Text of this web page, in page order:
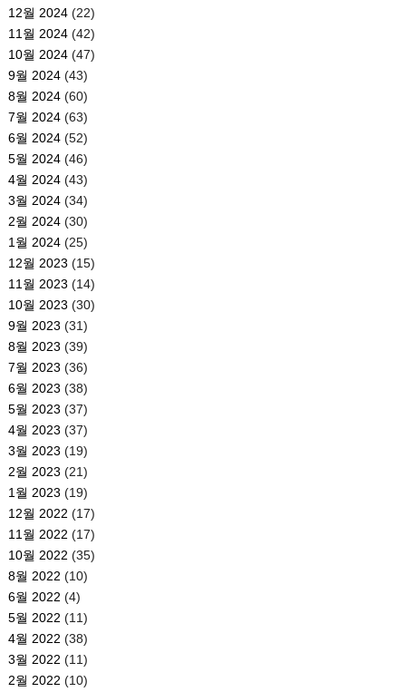
12월 2024(22)
11월 2024(42)
10월 2024(47)
9월 2024(43)
8월 2024(60)
7월 2024(63)
6월 2024(52)
5월 2024(46)
4월 2024(43)
3월 2024(34)
2월 2024(30)
1월 2024(25)
12월 2023 (15)
11월 2023 (14)
10월 2023 (30)
9월 2023 (31)
8월 2023 (39)
7월 2023 (36)
6월 2023 (38)
5월 2023 (37)
4월 2023 (37)
3월 2023 (19)
2월 2023 (21)
1월 2023 (19)
12월 2022 (17)
11월 2022 (17)
10월 2022 (35)
8월 2022 (10)
6월 2022 (4)
5월 2022 (11)
4월 2022 (38)
3월 2022 (11)
2월 2022 (10)